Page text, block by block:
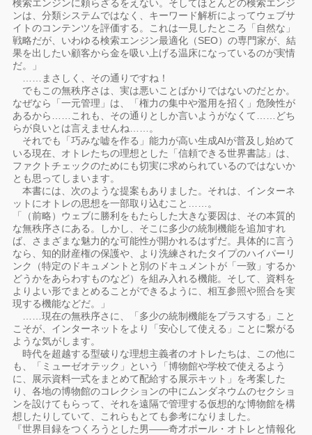
検索エンジンに頼らざるをえない。そしてほとんどの検索エンジ
ンは、分類システムではなく、キーワード解析によってウェブサ
イトのコンテンツを評価する。これは一見したところ「自然な」
戦略だが、いわゆる検索エンジン最適化（SEO）の専門家が、結
果を出したい顧客から金を吸い上げる温床になっているのが実情
だ。」
……まさしく、その通りですね！
でもこの無秩序さは、実は悪いことばかりではないのだとか。
なぜなら「一元管理」は、「権力の集中や濫用を招く」危険性が
あるから……これも、その通りとしか言いようがなくて……どち
らが良いとは言えませんね……。
それでも「巧みな嘘を作る」能力が高い生成AIが普及し始めて
いる現在、オトレたちの理想とした「信頼できる世界書誌」は、
ファクトチェックのためにも切実に求められているのではないか
とも思ってしまいます。
本書には、次のような提案もありました。それは、インターネ
ットにオトレの思想を一部取り込むこと……。
「（前略）ウェブに勝利をもたらした大きな要因は、その本質的
な無秩序さにある。しかし、そこに多少の統制機能を追加すれ
ば、さまざまな魅力的な可能性が開かれるはずだ。具体的に言う
なら、知的財産権の保護や、より洗練されたタイプのハイパーリ
ンク（特定のドキュメントと別のドキュメントが「一致」するか
どうかをあらわすものなど）を組み入れる機能。そして、資料を
よりよい形でまとめることができるように、相互参照や照合を実
現する機能などだ。」
……現在の無秩序さに、「多少の統制機能をプラスする」こと
こそが、インターネットをより「安心して使える」ことに繋がる
ような気がします。
時代を超越する型破りな理想主義者のオトレたちは、この他に
も、「ミューゼオテック」という「博物館や学校で使えるよう
に、展示資料一式をまとめて配給する展示キット」を考案した
り、各地の博物館のコレクションの中にムンダネウムのセクショ
ンを設けてもらって、それを遠隔で管理する仮想的な博物館を構
想したりしていて、これらもとても参考になりました。
『世界目録をつくろうとした男――奇才ポール・オトレと情報化